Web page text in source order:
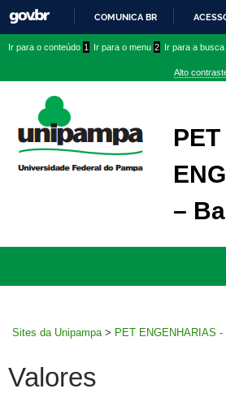
PARA
COMUNICA BR
conteúdo
menu
superior
menu
Ir para o conteúdo 1 Ir para o menu 2 Ir para a busca
Alto
PET
–
Sites da Unipampa > PET ENGENHARIAS -
Valores